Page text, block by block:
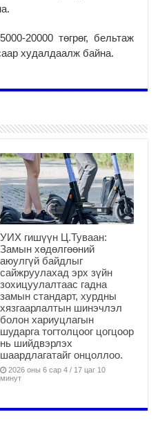
20000 төгрөг, бельтаж
худалдаалж байна.
УИХ гишүүн Ц.Туваан:
Замын хөдөлгөөний
аюулгүй байдлыг
сайжруулахад эрх зүйн
зохицуулалтаас гадна
замын стандарт, хурдны
хязгаарлалтын шинэчлэл
болон хариуцлагын
шударга тогтолцоог цогцоор
нь шийдвэрлэх
шаардлагатайг онцоллоо.
2026 оны 6 сар 4 / 17 цаг 10
минут